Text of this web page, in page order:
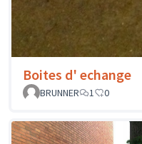
Boites d' echange
BRUNNER
1 0